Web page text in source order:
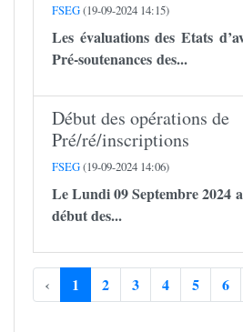
FSEG(19-09-2024 14:15)
Les évaluations des Etats
Pré-soutenances des...
Début des opérations de
Pré/ré/inscriptions
FSEG(19-09-2024 14:06)
Le Lundi 09 Septembre 2024
début des...
‹ 1 2 3 4 5 6